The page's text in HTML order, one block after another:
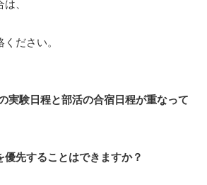
、
さい。
験日程と部活の合宿日程が重なって
することはできますか？